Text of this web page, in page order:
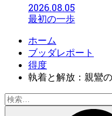
2026.08.05
最初の一歩
ホーム
ブッダレポート
得度
執着と解放：親鸞
検
索: